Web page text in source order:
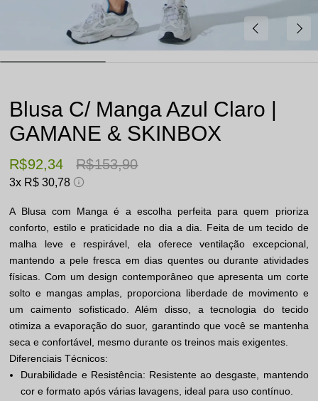
Blusa C/ Manga Azul Claro |
GAMANE & SKINBOX
R$ 153,90
R$ 92,34
3x R$ 30,78
A Blusa com Manga é a escolha perfeita para quem prioriza
conforto, estilo e praticidade no dia a dia. Feita de um tecido de
malha leve e respirável, ela oferece ventilação excepcional,
mantendo a pele fresca em dias quentes ou durante atividades
físicas. Com um design contemporâneo que apresenta um corte
solto e mangas amplas, proporciona liberdade de movimento e
um caimento sofisticado. Além disso, a tecnologia do tecido
otimiza a evaporação do suor, garantindo que você se mantenha
seca e confortável, mesmo durante os treinos mais exigentes.
Diferenciais Técnicos:
Durabilidade e Resistência: Resistente ao desgaste, mantendo
cor e formato após várias lavagens, ideal para uso contínuo.